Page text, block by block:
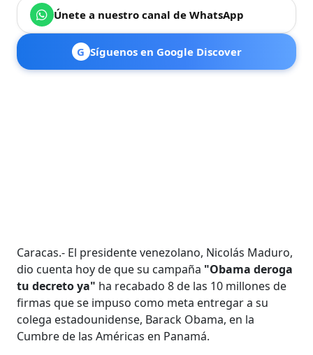
Únete a nuestro canal de WhatsApp
G Síguenos en Google Discover
Caracas.- El presidente venezolano, Nicolás Maduro,
dio cuenta hoy de que su campaña "Obama deroga
tu decreto ya" ha recabado 8 de las 10 millones de
firmas que se impuso como meta entregar a su
colega estadounidense, Barack Obama, en la
Cumbre de las Américas en Panamá.